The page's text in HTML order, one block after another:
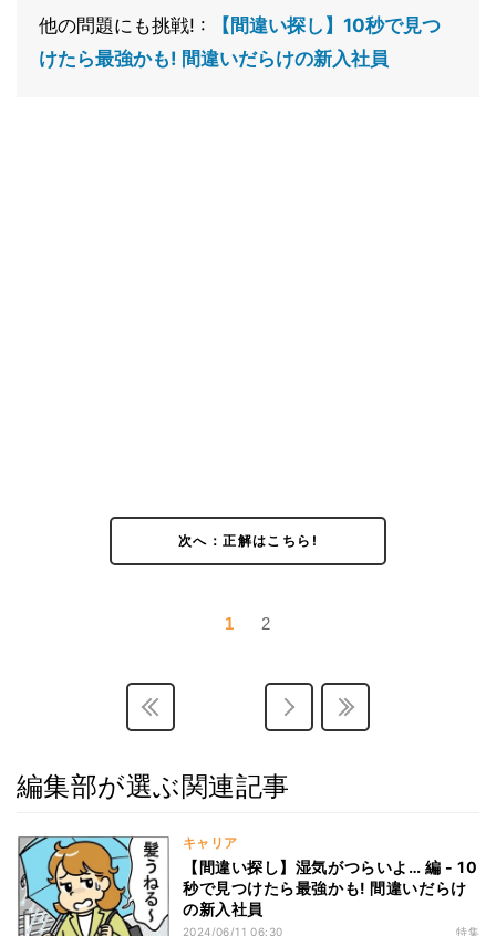
他の問題にも挑戦! :
【間違い探し】10秒で見つ
けたら最強かも! 間違いだらけの新入社員
次へ：正解はこちら!
1 2
編集部が選ぶ関連記事
キャリア
【間違い探し】湿気がつらいよ… 編 - 10
秒で見つけたら最強かも! 間違いだらけ
の新入社員
2024/06/11 06:30 特集